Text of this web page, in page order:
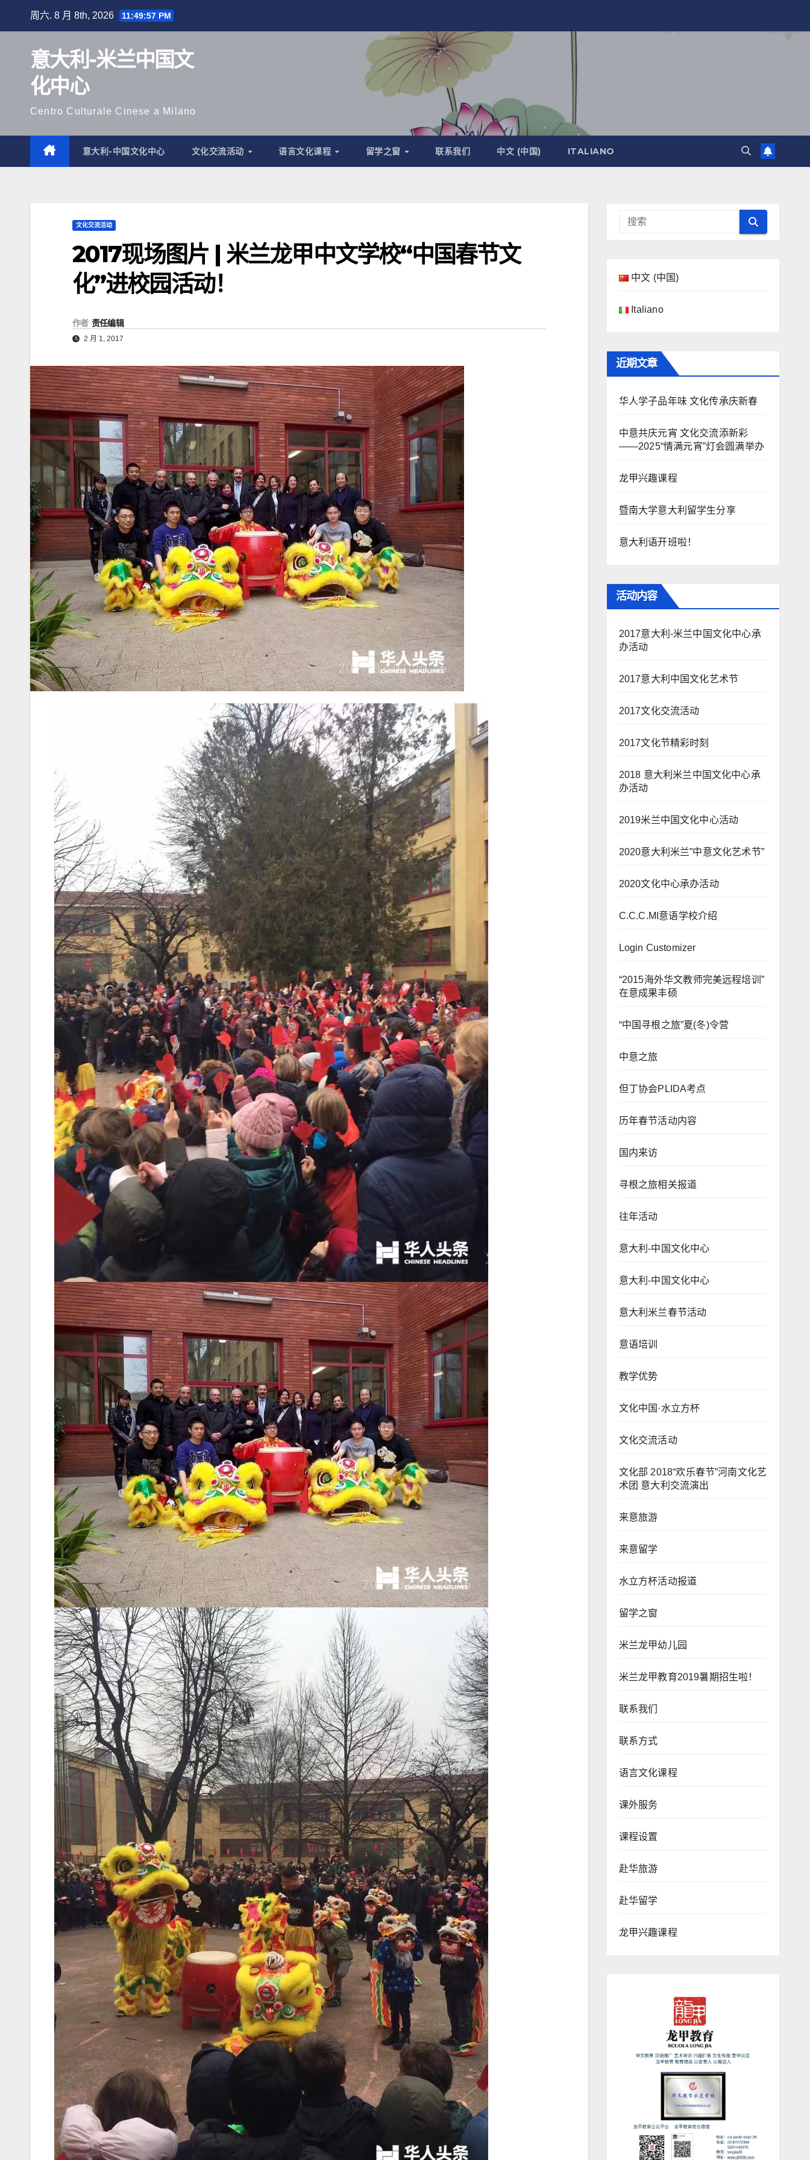
周六. 8 月 8th, 2026 11:49:59 PM
意大利-米兰中国文
化中心
Centro Culturale Cinese a Milano
意大利-中国文化中心 文化交流活动 语言文化课程 留学之窗 联系我们 中文 (中国) ITALIANO
文化交流活动
2017现场图片 | 米兰龙甲中文学校“中国春节文
化”进校园活动！
作者 责任编辑
2 月 1, 2017
中文 (中国)
Italiano
近期文章
华人学子品年味 文化传承庆新春
中意共庆元宵 文化交流添新彩
——2025“情满元宵”灯会圆满举办
龙甲兴趣课程
暨南大学意大利留学生分享
意大利语开班啦！
活动内容
2017意大利-米兰中国文化中心承
办活动
2017意大利中国文化艺术节
2017文化交流活动
2017文化节精彩时刻
2018 意大利米兰中国文化中心承
办活动
2019米兰中国文化中心活动
2020意大利米兰”中意文化艺术节”
2020文化中心承办活动
C.C.C.MI意语学校介绍
Login Customizer
“2015海外华文教师完美远程培训”
在意成果丰硕
“中国寻根之旅”夏(冬)令营
中意之旅
但丁协会PLIDA考点
历年春节活动内容
国内来访
寻根之旅相关报道
往年活动
意大利-中国文化中心
意大利-中国文化中心
意大利米兰春节活动
意语培训
教学优势
文化中国·水立方杯
文化交流活动
文化部 2018“欢乐春节”河南文化艺
术团 意大利交流演出
来意旅游
来意留学
水立方杯活动报道
留学之窗
米兰龙甲幼儿园
米兰龙甲教育2019暑期招生啦！
联系我们
联系方式
语言文化课程
课外服务
课程设置
赴华旅游
赴华留学
龙甲兴趣课程